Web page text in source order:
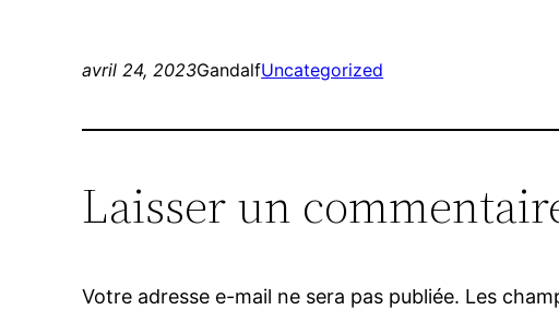
avril 24, 2023GandalfUncategorized
Laisser un
Votre adresse e-mail ne sera pas publiée. Les